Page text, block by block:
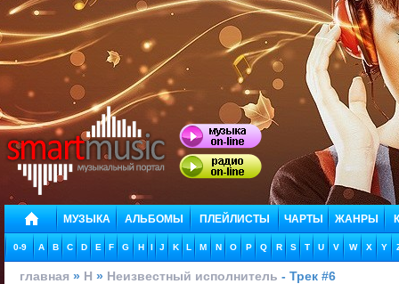
МУЗЫКА АЛЬБОМЫ ПЛЕЙЛИСТЫ ЧАРТЫ ЖАНРЫ
0-9 A B C D E F G H I J K L M N O P Q R S T U V W X Y
главная » Н » Неизвестный исполнитель - Трек #6